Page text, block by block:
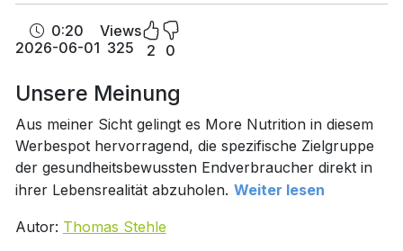
0:20
2026-06-01
Views
325
2 0
Unsere Meinung
Aus meiner Sicht gelingt es More Nutrition in diesem
Werbespot hervorragend, die spezifische Zielgruppe
der gesundheitsbewussten Endverbraucher direkt in
ihrer Lebensrealität abzuholen. Weiter lesen
Autor: Thomas Stehle